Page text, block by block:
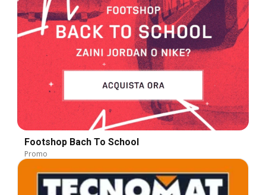
Footshop Bach To School
Promo